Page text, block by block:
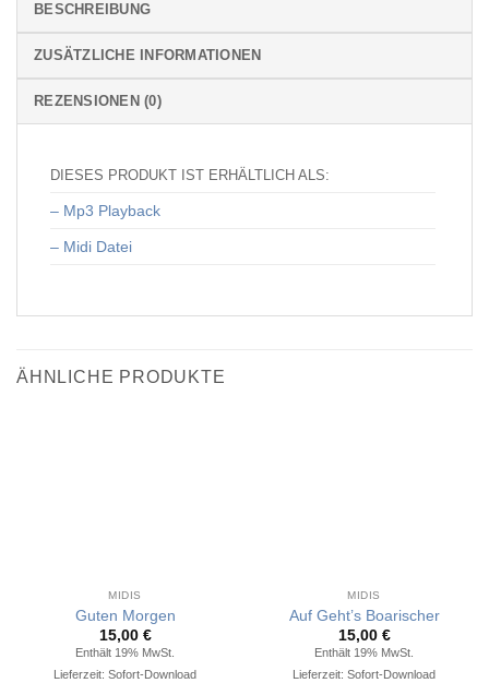
BESCHREIBUNG
ZUSÄTZLICHE INFORMATIONEN
REZENSIONEN (0)
DIESES PRODUKT IST ERHÄLTLICH ALS:
– Mp3 Playback
– Midi Datei
ÄHNLICHE PRODUKTE
MIDIS
Guten Morgen
15,00 €
Enthält 19% MwSt.
Lieferzeit: Sofort-Download
MIDIS
Auf Geht’s Boarischer
15,00 €
Enthält 19% MwSt.
Lieferzeit: Sofort-Download